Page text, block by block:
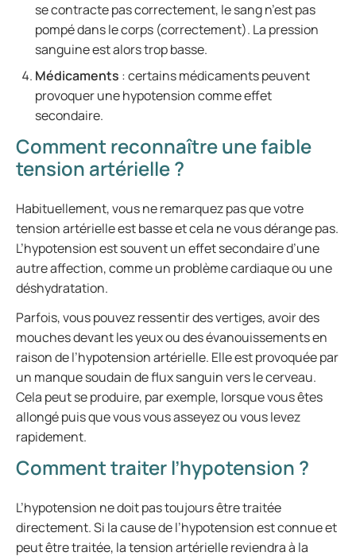
se contracte pas correctement, le sang n’est pas
pompé dans le corps (correctement). La pression
sanguine est alors trop basse.
Médicaments : certains médicaments peuvent
provoquer une hypotension comme effet
secondaire.
Comment reconnaître une faible
tension artérielle ?
Habituellement, vous ne remarquez pas que votre
tension artérielle est basse et cela ne vous dérange pas.
L’hypotension est souvent un effet secondaire d’une
autre affection, comme un problème cardiaque ou une
déshydratation.
Parfois, vous pouvez ressentir des vertiges, avoir des
mouches devant les yeux ou des évanouissements en
raison de l’hypotension artérielle. Elle est provoquée par
un manque soudain de flux sanguin vers le cerveau.
Cela peut se produire, par exemple, lorsque vous êtes
allongé puis que vous vous asseyez ou vous levez
rapidement.
Comment traiter l’hypotension ?
L’hypotension ne doit pas toujours être traitée
directement. Si la cause de l’hypotension est connue et
peut être traitée, la tension artérielle reviendra à la